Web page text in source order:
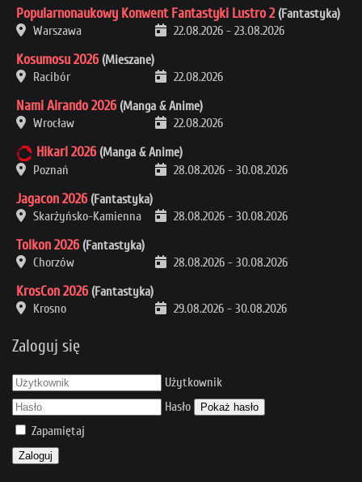
Popularnonaukowy Konwent Fantastyki Lustro 2 (Fantastyka)
Warszawa
22.08.2026 - 23.08.2026
Kosumosu 2026 (Mieszane)
Racibór
22.08.2026
Nami Airando 2026 (Manga & Anime)
Wrocław
22.08.2026
Hikari 2026 (Manga & Anime)
Poznań
28.08.2026 - 30.08.2026
Jagacon 2026 (Fantastyka)
Skarżyńsko-Kamienna
28.08.2026 - 30.08.2026
Tolkon 2026 (Fantastyka)
Chorzów
28.08.2026 - 30.08.2026
KrosCon 2026 (Fantastyka)
Krosno
29.08.2026 - 30.08.2026
Zaloguj się
Użytkownik
Hasło
Pokaż hasło
Zapamiętaj
Zaloguj